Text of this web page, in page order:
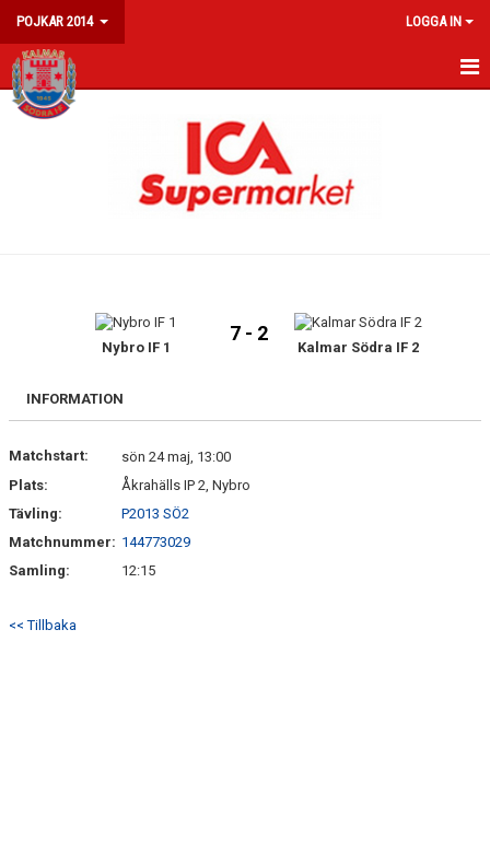
POJKAR 2014 LOGGA IN
HEM
Nybro IF 1
7 - 2
Kalmar Södra IF 2
INFORMATION
Matchstart:
sön 24 maj, 13:00
Plats:
Åkrahälls IP 2, Nybro
Tävling:
P2013 SÖ2
Matchnummer: 144773029
Samling:
12:15
<< Tillbaka